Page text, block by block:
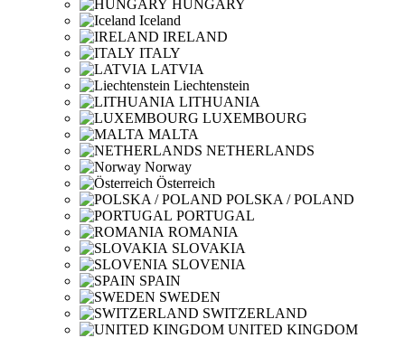
HUNGARY
Iceland
IRELAND
ITALY
LATVIA
Liechtenstein
LITHUANIA
LUXEMBOURG
MALTA
NETHERLANDS
Norway
Österreich
POLSKA / POLAND
PORTUGAL
ROMANIA
SLOVAKIA
SLOVENIA
SPAIN
SWEDEN
SWITZERLAND
UNITED KINGDOM